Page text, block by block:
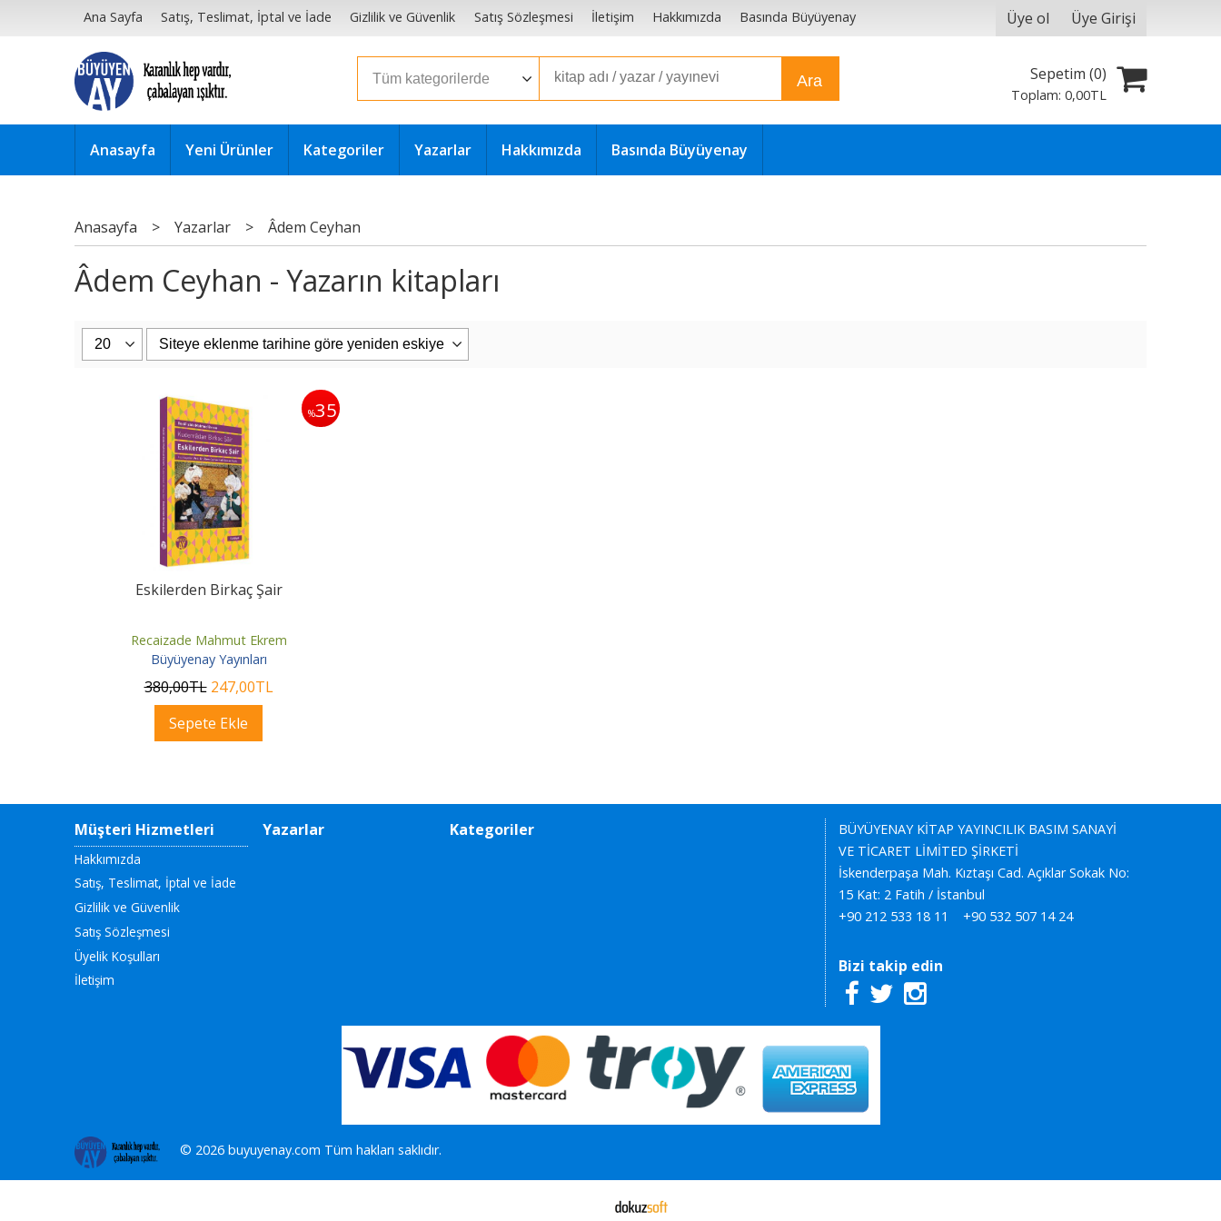
Ana Sayfa Satış, Teslimat, İptal ve İade Gizlilik ve Güvenlik Satış Sözleşmesi İletişim Hakkımızda Basında Büyüyenay Üye ol Üye Girişi
Ara Sepetim (0)
Toplam:0,00TL
Anasayfa Yeni Ürünler Kategoriler Yazarlar Hakkımızda Basında Büyüyenay
Anasayfa > Yazarlar > Âdem Ceyhan
Âdem Ceyhan - Yazarın kitapları
%35
Eskilerden Birkaç Şair
Recaizade Mahmut Ekrem
Büyüyenay Yayınları
380,00TL 247,00TL
Sepete Ekle
Müşteri Hizmetleri
Hakkımızda
Satış, Teslimat, İptal ve İade
Gizlilik ve Güvenlik
Satış Sözleşmesi
Üyelik Koşulları
İletişim
Yazarlar Kategoriler
BÜYÜYENAY KİTAP YAYINCILIK BASIM SANAYİ
VE TİCARET LİMİTED ŞİRKETİ
İskenderpaşa Mah. Kıztaşı Cad. Açıklar Sokak No:
15 Kat: 2 Fatih / İstanbul
+90 212 533 18 11
+90 532 507 14 24
Bizi takip edin
© 2026 buyuyenay.com Tüm hakları saklıdır.